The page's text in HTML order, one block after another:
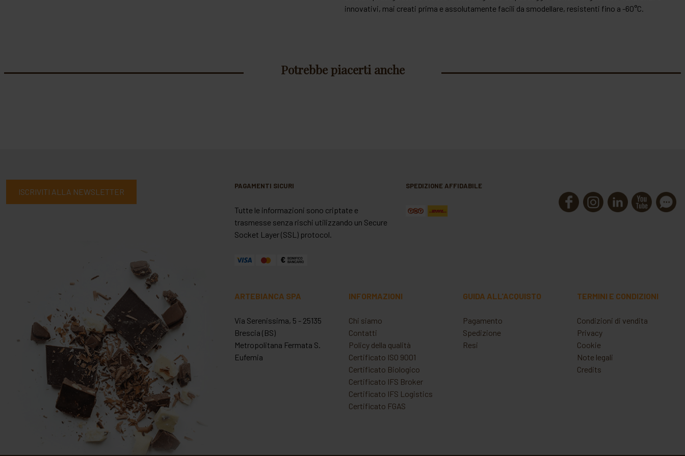
innovativi, mai creati prima e assolutamente facili da smodellare, resistenti fino a -60°C.
Potrebbe piacerti anche
ISCRIVITI ALLA NEWSLETTER
PAGAMENTI SICURI
Tutte le informazioni sono criptate e
trasmesse senza rischi utilizzando un Secure
Socket Layer (SSL) protocol.
SPEDIZIONE AFFIDABILE
ARTEBIANCA SPA
Via Serenissima, 5 - 25135
Brescia (BS)
Metropolitana Fermata S.
Eufemia
INFORMAZIONI
Chi siamo
Contatti
Policy della qualità
Certificato ISO 9001
Certificato Biologico
Certificato IFS Broker
Certificato IFS Logistics
Certificato FGAS
GUIDA ALL'ACQUISTO
Pagamento
Spedizione
Resi
TERMINI E CONDIZIONI
Condizioni di vendita
Privacy
Cookie
Note legali
Credits